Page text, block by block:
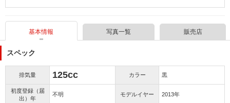
基本情報 写真一覧 販売店
スペック
排気量 125cc カラー 黒
初度登録（届
出）年
不明 モデルイヤー 2013年